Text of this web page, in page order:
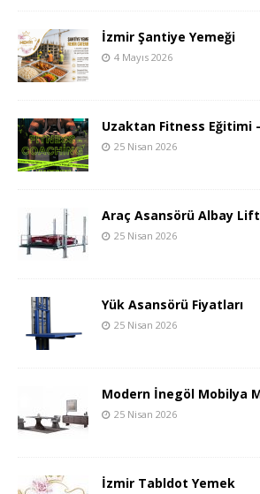
İzmir Şantiye Yemeği
4 Mayıs 2026
Uzaktan Fitness Eğitimi
25 Nisan 2026
Araç Asansörü Albay Lift
25 Nisan 2026
Yük Asansörü Fiyatları
25 Nisan 2026
Modern İnegöl Mobilya
25 Nisan 2026
İzmir Tabldot Yemek